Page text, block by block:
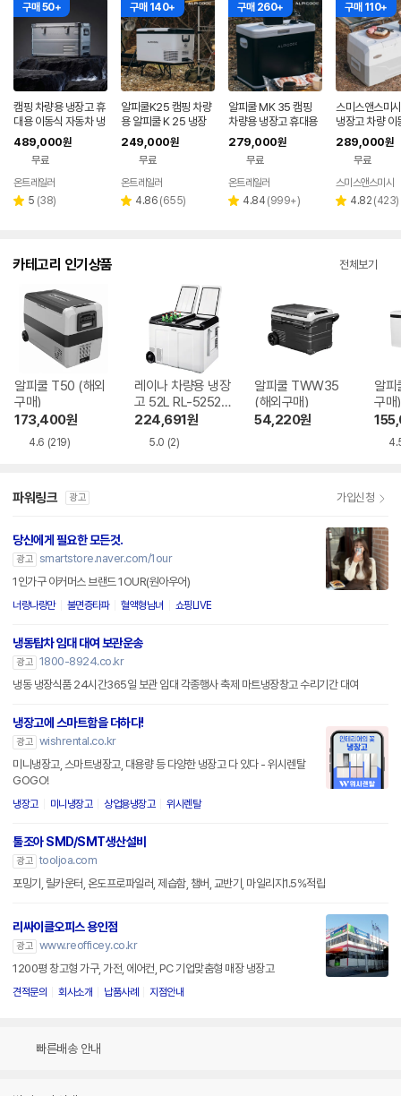
구매 50+
캠핑 차량용 냉장고 휴
대용 이동식 자동차 냉
동고 카니발 차박 전기
아이스박스
489,000원
무료
온트레일러
별 5 리
(38)
구매 140+
알피쿨K25 캠핑 차량
용 알피쿨 K 25 냉장
고 휴대용 이동식 냉동
고 자동차 화물차
249,000원
무료
온트레일러
별 4.86 리
(655)
구매 260+
알피쿨 MK 35 캠핑
차량용 냉장고 휴대용
이동식 냉동고 자동차
전기 아이스박스 화물
279,000원
무료
온트레일러
별 4.84 리
(999+)
구매 110+
스미스앤스미
냉장고 차량 이
대용 아이스투
냉동고 유선 배
외상품
289,000원
무료
스미스앤스미시
별 4.82 리
(423)
카테고리 인기상품 전체보기
알피쿨 T50 (해외
구매)
173,400원
4.6 (219)
레이나 차량용 냉장
고 52L RL-5252W
S
224,691원
5.0 (2)
알피쿨 TWW35
(해외구매)
54,220원
알피
구매)
파워링크 광고 가입신청
당신에게 필요한 모든것.
광고 smartstore.naver.com/1our
1인가구 이커머스 브랜드 1OUR(원아우어)
너랑나랑만 불면증타파 혈액형남녀 쇼핑LIVE
냉동탑차 임대 대여 보관운송
광고 1800-8924.co.kr
냉동 냉장식품 24시간365일 보관 임대 각종행사 축제 마트냉장창고 수리기간 대여
냉장고에 스마트함을 더하다!
광고 wishrental.co.kr
미니냉장고, 스마트냉장고, 대용량 등 다양한 냉장고 다 있다 - 위시렌탈
GOGO!
냉장고 미니냉장고 상업용냉장고 위시렌탈
툴조아 SMD/SMT생산설비
광고 tooljoa.com
포밍기, 릴카운터, 온도프로파일러, 제습함, 챔버, 교반기, 마일리지1.5%적립
리싸이클오피스 용인점
광고 www.reofficey.co.kr
1200평 창고형 가구, 가전, 에어컨, PC 기업맞춤형 매장 냉장고
견적문의 회사소개 납품사례 지점안내
빠른배송 안내